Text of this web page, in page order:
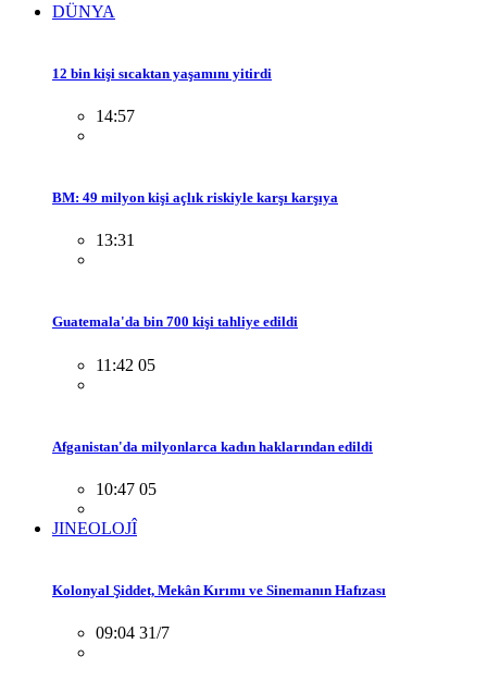
DÜNYA
12 bin kişi sıcaktan yaşamını yitirdi
14:57
BM: 49 milyon kişi açlık riskiyle karşı karşıya
13:31
Guatemala'da bin 700 kişi tahliye edildi
11:42 05
Afganistan'da milyonlarca kadın haklarından edildi
10:47 05
JINEOLOJÎ
Kolonyal Şiddet, Mekân Kırımı ve Sinemanın Hafızası
09:04 31/7